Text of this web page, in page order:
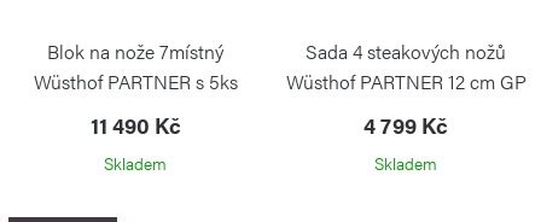
Blok na nože 7místný
Wüsthof PARTNER s 5ks
noži, ocílkou a nůžkami - buk
GP
WÜSTHOF
11 490 Kč
Skladem
Sada 4 steakových nožů
Wüsthof PARTNER 12 cm GP
WÜSTHOF
4 799 Kč
Skladem